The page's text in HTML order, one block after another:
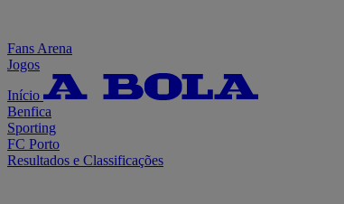
Fans Arena
Jogos
Início
Benfica
Sporting
FC Porto
Resultados e Classificações